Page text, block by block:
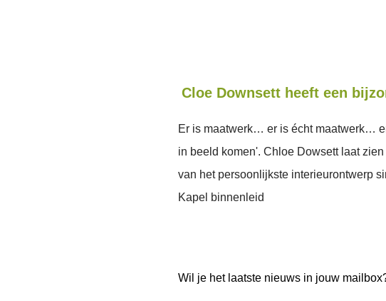
Cloe Downsett heeft een
Er is maatwerk… er is écht maatwerk…
in beeld komen'. Chloe Dowsett laat
van het persoonlijkste interieurontwerp
Kapel binnenleid
Wil je het laatste nieuws in jouw